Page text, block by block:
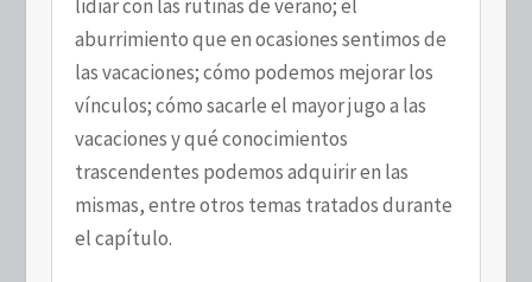
lidiar con las rutinas de verano; el
aburrimiento que en ocasiones sentimos de
las vacaciones; cómo podemos mejorar los
vínculos; cómo sacarle el mayor jugo a las
vacaciones y qué conocimientos
trascendentes podemos adquirir en las
mismas, entre otros temas tratados durante
el capítulo.